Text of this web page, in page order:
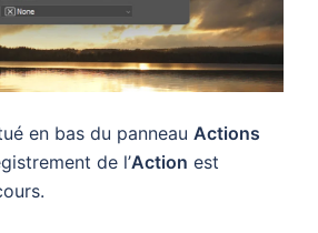
en bas du panneau Actions
de l’Action est